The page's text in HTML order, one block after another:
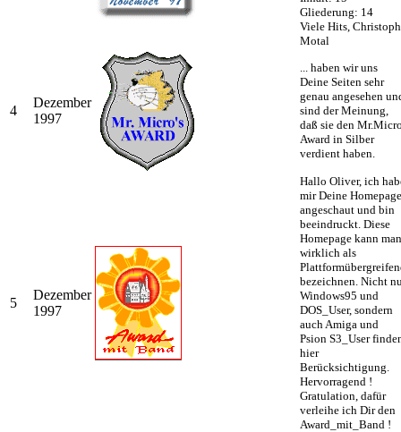
Gliederung: 14
Viele Hits, Christoph
Motal
4
Dezember
1997
... haben wir uns
Deine Seiten sehr
genau angesehen
sind der Meinung,
daß sie den
Award in Silber
verdient haben.
5
Dezember
1997
Hallo Oliver, ich
mir Deine Homepage
angeschaut und bin
beeindruckt. Diese
Homepage kann man
wirklich als
bezeichnen. Nicht
Windows95 und
DOS_User, sondern
auch Amiga und
Psion S3_User
hier
Berücksichtigung.
Hervorragend !
Gratulation, dafür
verleihe ich Dir den
Award_mit_Band !